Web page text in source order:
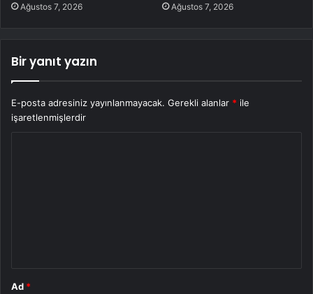
Ağustos 7, 2026 Ağustos 7, 2026
Bir yanıt yazın
E-posta adresiniz yayınlanmayacak. Gerekli alanlar * ile
işaretlenmişlerdir
Ad *